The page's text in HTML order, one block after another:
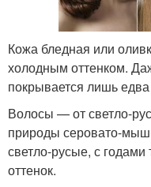
Кожа бледная или
холодным оттенком.
покрывается лишь
Волосы — от светло-
природы серовато-
светло-русые, с
оттенок.